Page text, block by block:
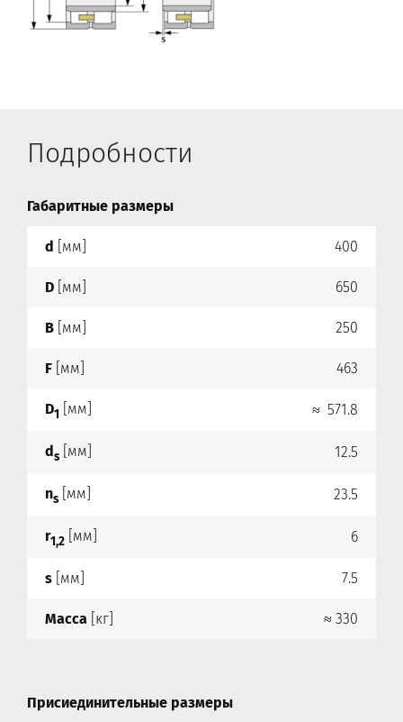
Подробности
Габаритные размеры
d [мм] 400
D [мм] 650
B [мм] 250
F [мм] 463
D1 [мм] ≈ 571.8
ds [мм] 12.5
ns [мм] 23.5
r1,2 [мм] 6
s [мм] 7.5
Масса [кг] ≈ 330
Присиединительные размеры